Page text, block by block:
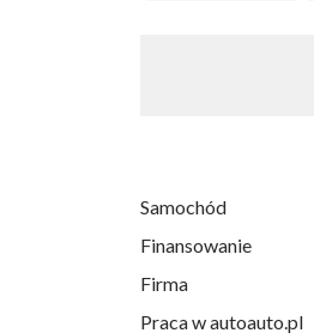
Samochód
Finansowanie
Firma
Praca w autoauto.pl